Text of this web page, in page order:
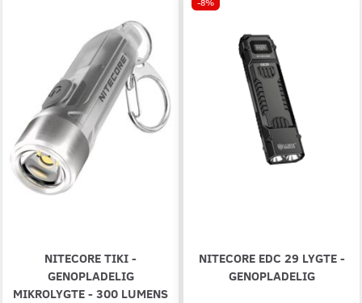
NITECORE TIKI -
GENOPLADELIG
MIKROLYGTE - 300 LUMENS
NITECORE EDC 29 LYGTE -
GENOPLADELIG